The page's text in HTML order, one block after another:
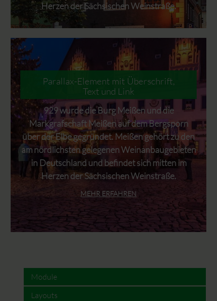
Herzen der Sächsischen Weinstraße.
Parallax-Element mit Überschrift,
Text und Link
929 wurde die Burg Meißen und die
Markgrafschaft Meißen auf dem Bergsporn
über der Elbe gegründet. Meißen gehört zu den
am nördlichsten gelegenen Weinanbaugebieten
in Deutschland und befindet sich mitten im
Herzen der Sächsischen Weinstraße.
MEHR ERFAHREN
Module
Layouts